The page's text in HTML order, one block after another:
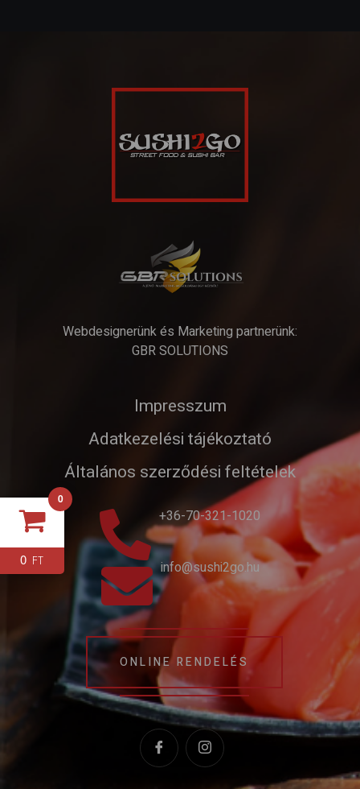
Webdesignerünk és Marketing partnerünk:
GBR SOLUTIONS
Impresszum
Adatkezelési tájékoztató
Általános szerződési feltételek
+36-70-321-1020
info@sushi2go.hu
ONLINE RENDELÉS
0
0 FT